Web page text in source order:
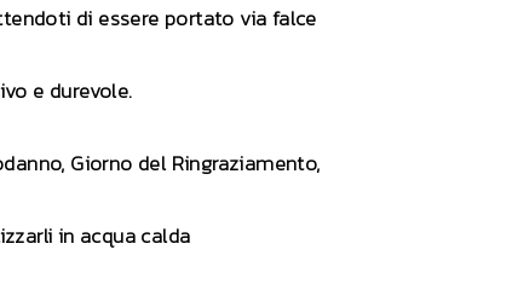
di essere portato via falce
e durevole.
Giorno del Ringraziamento,
in acqua calda